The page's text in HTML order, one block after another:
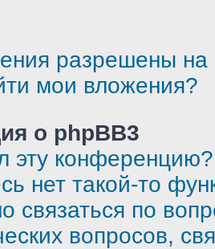
разрешены
мои вложения?
о phpBB3
эту конференцию?
нет такой-то
связаться по
вопросов,